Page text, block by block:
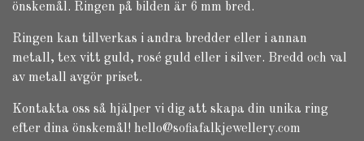
önskemål. Ringen på bilden är 6 mm bred.
Ringen kan tillverkas i andra bredder eller i annan
metall, tex vitt guld, rosé guld eller i silver. Bredd och val
av metall avgör priset.
Kontakta oss så hjälper vi dig att skapa din unika ring
efter dina önskemål! hello@sofiafalkjewellery.com